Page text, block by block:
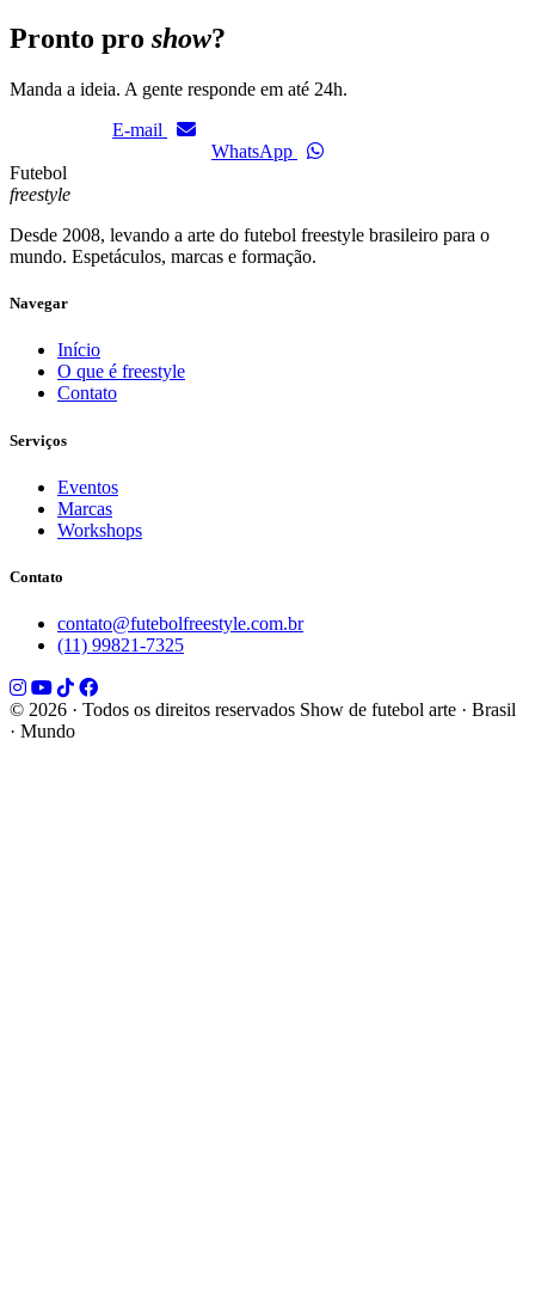
Pronto pro show?
Manda a ideia. A gente responde em até 24h.
E-mail
WhatsApp
Futebol
freestyle
Desde 2008, levando a arte do futebol freestyle brasileiro para o
mundo. Espetáculos, marcas e formação.
Navegar
Início
O que é freestyle
Contato
Serviços
Eventos
Marcas
Workshops
Contato
contato@futebolfreestyle.com.br
(11) 99821-7325
© 2026 · Todos os direitos reservados Show de futebol arte · Brasil
· Mundo